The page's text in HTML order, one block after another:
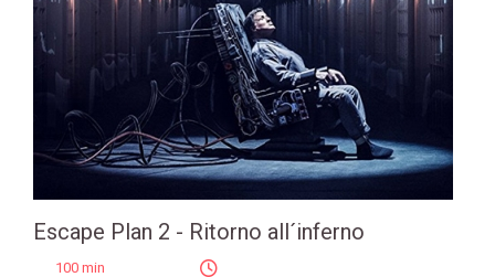
Escape Plan 2 - Ritorno all´inferno
100 min